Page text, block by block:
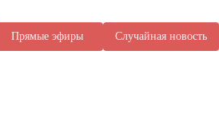
Прямые эфиры Случайная новость